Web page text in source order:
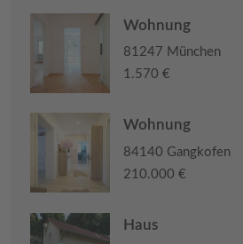
Wohnung
81247 München
1.570 €
Wohnung
84140 Gangkofen
210.000 €
Haus